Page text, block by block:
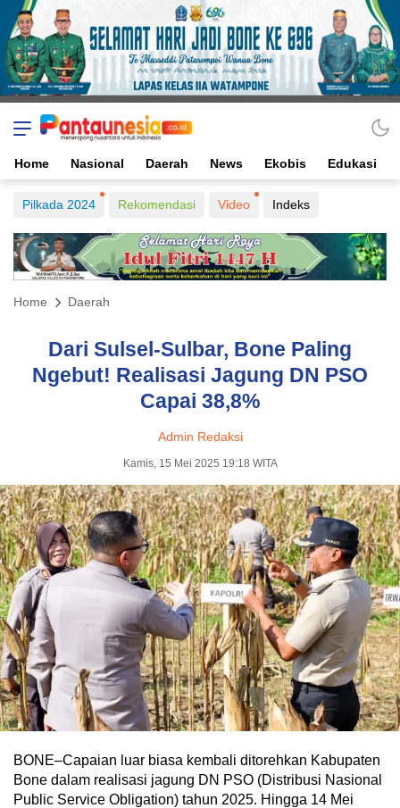
Home Nasional Daerah News Ekobis Edukasi
Pilkada 2024 Rekomendasi Video Indeks
Home Daerah
Dari Sulsel-Sulbar, Bone Paling
Ngebut! Realisasi Jagung DN PSO
Capai 38,8%
Admin Redaksi
Kamis, 15 Mei 2025 19:18 WITA
BONE–Capaian luar biasa kembali ditorehkan Kabupaten
Bone dalam realisasi jagung DN PSO (Distribusi Nasional
Public Service Obligation) tahun 2025. Hingga 14 Mei